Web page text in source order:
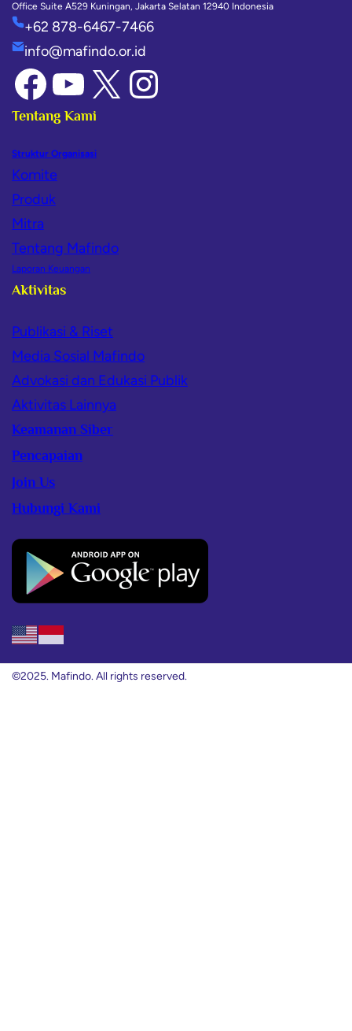
Office Suite A529 Kuningan, Jakarta Selatan 12940 Indonesia
+62 878-6467-7466
info@mafindo.or.id
Tentang Kami
Struktur Organisasi
Komite
Produk
Mitra
Tentang Mafindo
Laporan Keuangan
Aktivitas
Publikasi & Riset
Media Sosial Mafindo
Advokasi dan Edukasi Publik
Aktivitas Lainnya
Keamanan Siber
Pencapaian
Join Us
Hubungi Kami
©2025. Mafindo. All rights reserved.